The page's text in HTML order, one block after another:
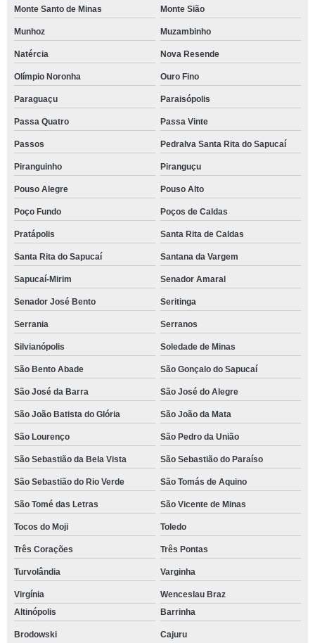
Monte Santo de Minas Monte Sião
Munhoz Muzambinho
Natércia Nova Resende
Olímpio Noronha Ouro Fino
Paraguaçu Paraisópolis
Passa Quatro Passa Vinte
Passos Pedralva Santa Rita do Sapucaí
Piranguinho Piranguçu
Pouso Alegre Pouso Alto
Poço Fundo Poços de Caldas
Pratápolis Santa Rita de Caldas
Santa Rita do Sapucaí Santana da Vargem
Sapucaí-Mirim Senador Amaral
Senador José Bento Seritinga
Serrania Serranos
Silvianópolis Soledade de Minas
São Bento Abade São Gonçalo do Sapucaí
São José da Barra São José do Alegre
São João Batista do Glória São João da Mata
São Lourenço São Pedro da União
São Sebastião da Bela Vista São Sebastião do Paraíso
São Sebastião do Rio Verde São Tomás de Aquino
São Tomé das Letras São Vicente de Minas
Tocos do Moji Toledo
Três Corações Três Pontas
Turvolândia Varginha
Virgínia
Wenceslau Braz
Altinópolis
Barrinha
Brodowski Cajuru